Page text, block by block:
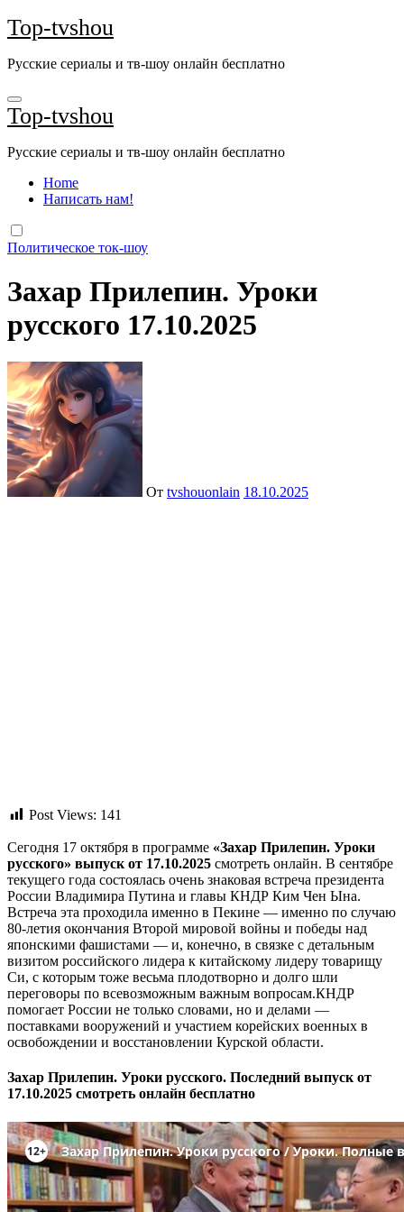
Перейти
к
Top-tvshou
Русские сериалы и тв-шоу онлайн бесплатно
Top-tvshou
Русские сериалы и тв-шоу онлайн бесплатно
Home
Написать нам!
Политическое ток-шоу
Захар Прилепин. Уроки
русского 17.10.2025
От tvshouonlain 18.10.2025
Post Views: 141
Сегодня 17 октября в программе «Захар Прилепин. Уроки
русского» выпуск от 17.10.2025 смотреть онлайн. В сентябре
текущего года состоялась очень знаковая встреча президента
России Владимира Путина и главы КНДР Ким Чен Ына.
Встреча эта проходила именно в Пекине — именно по случаю
80-летия окончания Второй мировой войны и победы над
японскими фашистами — и, конечно, в связке с детальным
визитом российского лидера к китайскому лидеру товарищу
Си, с которым тоже весьма плодотворно и долго шли
переговоры по всевозможным важным вопросам.КНДР
помогает России не только словами, но и делами —
поставками вооружений и участием корейских военных в
освобождении и восстановлении Курской области.
Захар Прилепин. Уроки русского. Последний выпуск от
17.10.2025 смотреть онлайн бесплатно